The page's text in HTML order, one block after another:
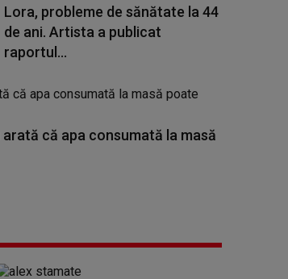
Lora, probleme de sănătate la 44
de ani. Artista a publicat
raportul...
că apa consumată la masă